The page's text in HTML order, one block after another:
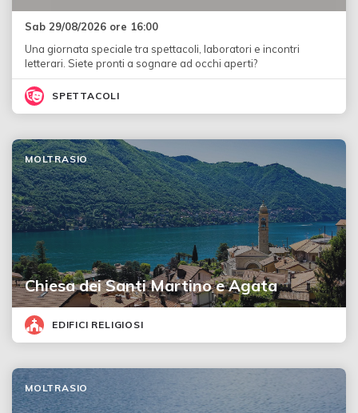
Sab 29/08/2026 ore 16:00
Una giornata speciale tra spettacoli, laboratori e incontri
letterari. Siete pronti a sognare ad occhi aperti?
SPETTACOLI
Chiesa dei Santi Martino e Agata
MOLTRASIO
EDIFICI RELIGIOSI
MOLTRASIO